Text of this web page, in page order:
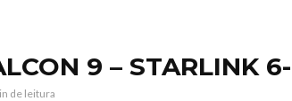
9 – STARLINK
de leitura